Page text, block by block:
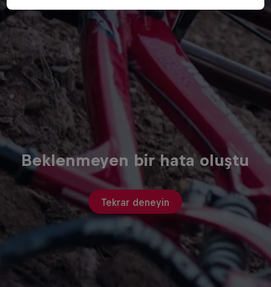
Beklenmeyen bir hata oluştu
Tekrar deneyin